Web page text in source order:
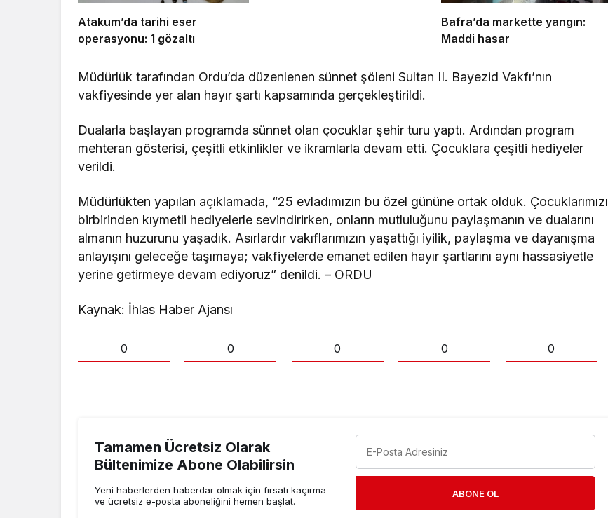
Atakum’da tarihi eser
operasyonu: 1 gözaltı
Bafra’da markette yangın:
Maddi hasar
Müdürlük tarafından Ordu’da düzenlenen sünnet şöleni Sultan II. Bayezid Vakfı’nın
vakfiyesinde yer alan hayır şartı kapsamında gerçekleştirildi.
Dualarla başlayan programda sünnet olan çocuklar şehir turu yaptı. Ardından program
mehteran gösterisi, çeşitli etkinlikler ve ikramlarla devam etti. Çocuklara çeşitli hediyeler
verildi.
Müdürlükten yapılan açıklamada, “25 evladımızın bu özel gününe ortak olduk. Çocuklarımızı
birbirinden kıymetli hediyelerle sevindirirken, onların mutluluğunu paylaşmanın ve dualarını
almanın huzurunu yaşadık. Asırlardır vakıflarımızın yaşattığı iyilik, paylaşma ve dayanışma
anlayışını geleceğe taşımaya; vakfiyelerde emanet edilen hayır şartlarını aynı hassasiyetle
yerine getirmeye devam ediyoruz” denildi. – ORDU
Kaynak: İhlas Haber Ajansı
0 0 0 0 0
Tamamen Ücretsiz Olarak
Bültenimize Abone Olabilirsin
Yeni haberlerden haberdar olmak için fırsatı kaçırma
ve ücretsiz e-posta aboneliğini hemen başlat.
ABONE OL